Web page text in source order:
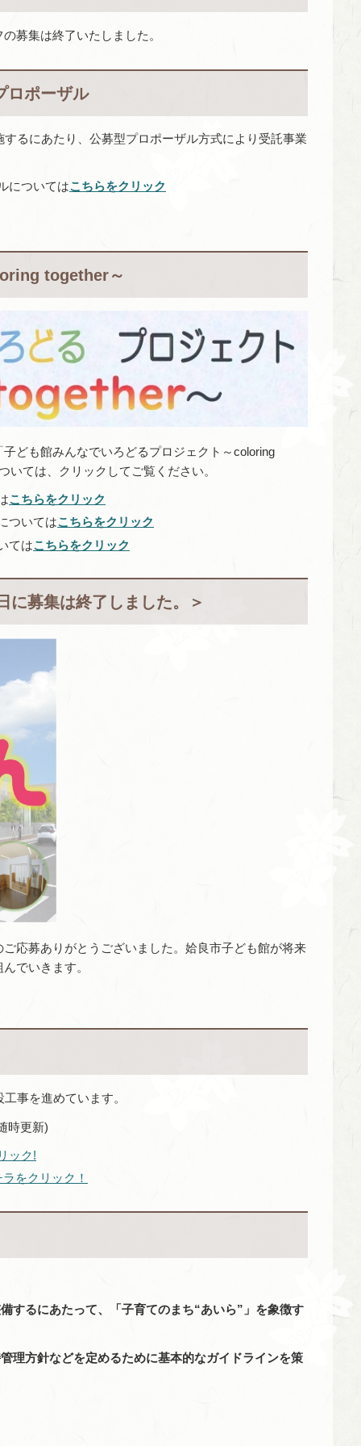
募集は終了いたしました。
ロポーザル
るにあたり、 公募型プロポーザル方式により受託事業
についてはこちらをクリック
together～
ども館みんなでいろどるプロジェクト～coloring
ては、クリックしてご覧ください。
こちらをクリック
ついてはこちらをクリック
てはこちらをクリック
に募集は終了しました。＞
応募ありがとうございました。姶良市子ども館が将来
でいきます。
事を進めています。
時更新)
ック!
をクリック！
するにあたって、「子育てのまち“あいら”」を象徴す
理方針などを定めるために基本的なガイドラインを策